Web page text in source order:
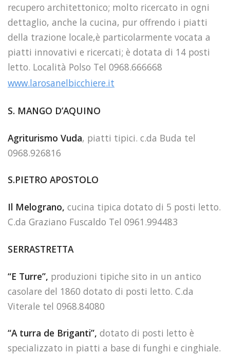
recupero architettonico; molto ricercato in ogni
dettaglio, anche la cucina, pur offrendo i piatti
della trazione locale,è particolarmente vocata a
piatti innovativi e ricercati; è dotata di 14 posti
letto. Località Polso Tel 0968.666668
www.larosanelbicchiere.it
S. MANGO D’AQUINO
Agriturismo Vuda, piatti tipici. c.da Buda tel
0968.926816
S.PIETRO APOSTOLO
Il Melograno, cucina tipica dotato di 5 posti letto.
C.da Graziano Fuscaldo Tel 0961.994483
SERRASTRETTA
“E Turre”, produzioni tipiche sito in un antico
casolare del 1860 dotato di posti letto. C.da
Viterale tel 0968.84080
“A turra de Briganti”, dotato di posti letto è
specializzato in piatti a base di funghi e cinghiale.